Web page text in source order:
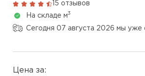
600х300х200
15 отзывов
На складе м3
Сегодня 07 августа 2026 мы уже
Цена за:
ПЕРЕЙТИ
ПЕРЕЙТИ